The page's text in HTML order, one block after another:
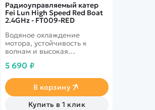
Радиоуправляемый катер
Fei Lun High Speed Red Boat
2.4GHz - FT009-RED
Водяное охлаждение
мотора, устойчивость к
волнам и высокая
2.4G&nbsp;Аккумулятор - Li-
- скоростной катер
5 690 ₽
В корзину
Купить в 1 клик